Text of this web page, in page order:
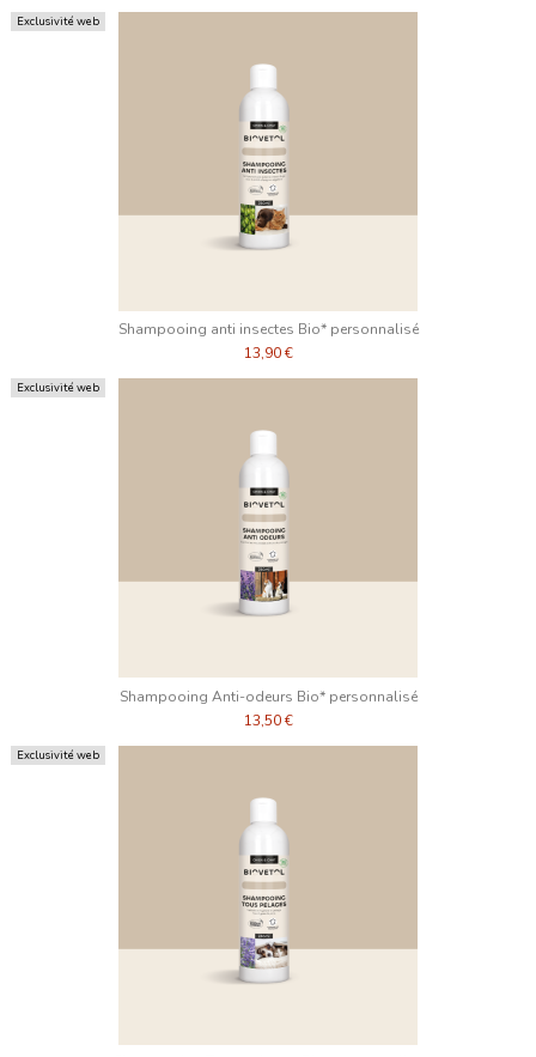
Exclusivité web
Shampooing anti insectes Bio* personnalisé
13,90 €
Exclusivité web
Shampooing Anti-odeurs Bio* personnalisé
13,50 €
Exclusivité web